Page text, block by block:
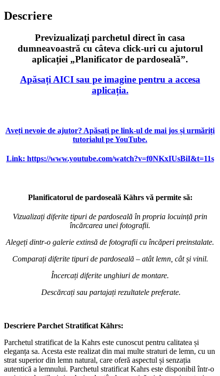
Descriere
Previzualizați parchetul direct în casa
dumneavoastră cu câteva click-uri cu ajutorul
aplicației „Planificator de pardoseală”.
Apăsați AICI sau pe imagine pentru a accesa
aplicația.
Aveți nevoie de ajutor? Apăsați pe link-ul de mai jos și urmăriți
tutorialul pe YouTube.
Link: https://www.youtube.com/watch?v=f0NKxIUsBiI&t=11s
Planificatorul de pardoseală Kährs vă permite să:
Vizualizați diferite tipuri de pardoseală în propria locuință prin
încărcarea unei fotografii.
Alegeți dintr-o galerie extinsă de fotografii cu încăperi preinstalate.
Comparați diferite tipuri de pardoseală – atât lemn, cât și vinil.
Încercați diferite unghiuri de montare.
Descărcați sau partajați rezultatele preferate.
Descriere Parchet Stratificat Kährs:
Parchetul stratificat de la Kahrs este cunoscut pentru calitatea și
eleganța sa. Acesta este realizat din mai multe straturi de lemn, cu un
strat superior din lemn natural, care oferă aspectul și senzația
autentică a lemnului. Parchetul stratificat Kahrs este disponibil într-o